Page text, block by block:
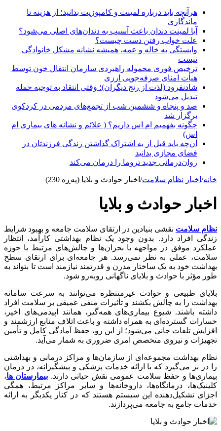
هرآنچه باید درباره لمینت و کامپوزیت بدانید؛ از هزینه تا
ماندگاری
آیا لمینت دندان باعث آسیب به دندان‌های اصلی می‌شود؟
علت خواب رفتن دست چیست؟
وابستگی به خاله و عمه، همیشه نشانه مشکل خانوادگی
نیست
ترخیص فوری محموله راهبردی سازمان انتقال خون توسط
هیأت امنای صرفه‌جویی ارزی
شادنفرود (لذت از رنج دیگران)؛ وقتی انتقاد به توجیه حمله
تبدیل می‌شود
صد و پنجاه‌ و ششمین شب از تجمع‌های مردمی در کردکوی
برگزار شد
چگونه بفهمیم ام اس داریم؟ ( علائم و نشانه های بیماری ام
اس)
آن‌چه باید قبل از به اشتراک گذاشتن زندگی فرزندتان در
فضای مجازی بدانید
روان‌درمانی جدید تروما را درمان می‌کند
خانه/ اخبار نظام سلامت/ اخبار حوادث و بلایا (پەڕە 230)
اخبار حوادث و بلایا
نظام سلامت نقشی بنیادین در ارتقای سلامت جامعه و بهبود شرایط
زندگی افراد دارد. بدون وجود یک نظام بهداشتی کارآمد، انتظار
عملکرد موفق در مواجهه با بحران‌ها و چالش‌های مرتبط با حوزه
سلامت، عملی به نظر نمی‌رسد. هر جامعه‌ای برای ارتقای سطح
بهداشت خود به یک ساختار مدرن و قدرتمند نیازمند است تا بتواند به
طور مؤثر با حوادث و بلایای ناگهانی روبه‌رو شود.
بلایای طبیعی و حوادث غیرمنتظره می‌توانند به سرعت سامانه
بهداشت را به چالش بکشند و تأثیرات منفی عمیقی بر سلامت افراد
داشته باشند. شیوع بیماری‌های همه‌گیر، همانند اپیدمی‌های اخیر،
خسارات گسترده‌ای به همراه داشته و باعث اتلاف منابع ارزشمند و
افزایش تلفات جانی می‌شود؛ از این رو، حفظ آمادگی کامل و تأمین
تجهیزات و نیروی متخصص امری ضروری به شمار می‌آید.
نظام بهداشت مجموعه‌ای از سازمان‌ها و مراکز درمانی و بهداشتی
را در بر می‌گیرد که با ارائه خدمات پزشکی و پیشگیرانه، در درمان
بیماری‌ها و حفظ سلامت عمومی نقش حیاتی دارند. بیمارستان‌ ها،
کلینیک‌ها، درمانگاه‌ها، داروخانه‌ها و سایر مراکز مرتبط، همگی
اجزای تشکیل‌دهنده این سیستم هستند که در کنار یکدیگر به ارائه
خدمات جامع به جامعه می‌پردازند.